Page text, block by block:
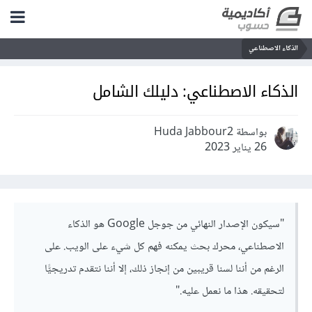
الذكاء الاصطناعي
الذكاء الاصطناعي: دليلك الشامل
بواسطة Huda Jabbour2
26 يناير 2023
"سيكون الإصدار النهائي من جوجل Google هو الذكاء
الاصطناعي، محرك بحث يمكنه فهم كل شيء على الويب. على
الرغم من أننا لسنا قريبين من إنجاز ذلك، إلا أننا نتقدم تدريجيًّا
لتحقيقه. هذا ما نعمل عليه."